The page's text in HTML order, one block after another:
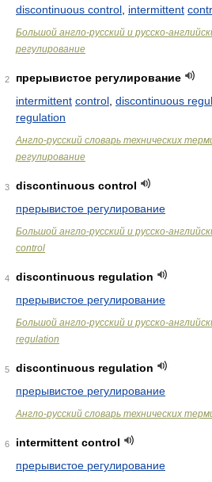
discontinuous control intermittent
Большой англо-русский и русско-
регулирование
2
прерывистое регулирование
intermittent control discontinuous
regulation
Англо-русский словарь технических
регулирование
3
discontinuous control
прерывистое регулирование
Большой англо-русский и русско-
control
4
discontinuous regulation
прерывистое регулирование
Большой англо-русский и русско-
regulation
5
discontinuous regulation
прерывистое регулирование
Англо-русский словарь технических
6
intermittent control
прерывистое регулирование